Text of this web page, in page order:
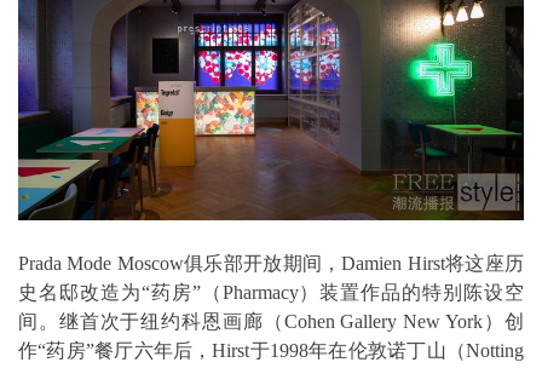
Prada Mode Moscow俱乐部开放期间，Damien Hirst将这座历
史名邸改造为“药房”（Pharmacy）装置作品的特别陈设空
间。继首次于纽约科恩画廊（Cohen Gallery New York）创
作“药房”餐厅六年后，Hirst于1998年在伦敦诺丁山（Notting